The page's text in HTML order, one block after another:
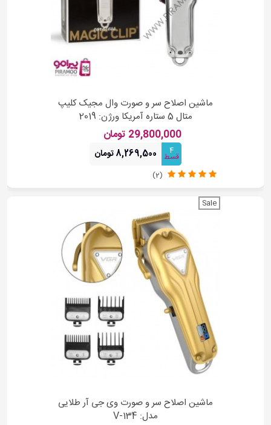
ماشین اصلاح سر و صورت وال مجیک کلیپ
متال 5 ستاره آمریکا ورژن: 2019
29,800,000 تومان
4
قسط 8,269,500 تومان
(2)
Sale
ماشین اصلاح سر و صورت وی جی آر طلایی
مدل: V-134